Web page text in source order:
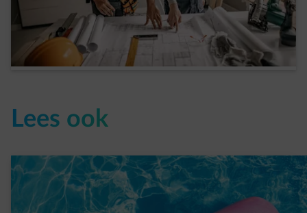
renovatie
Read more
Lees ook